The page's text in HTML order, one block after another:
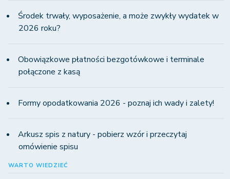
Środek trwały, wyposażenie, a może zwykły wydatek w
2026 roku?
Obowiązkowe płatności bezgotówkowe i terminale
połączone z kasą
Formy opodatkowania 2026 - poznaj ich wady i zalety!
Arkusz spis z natury - pobierz wzór i przeczytaj
omówienie spisu
WARTO WIEDZIEĆ